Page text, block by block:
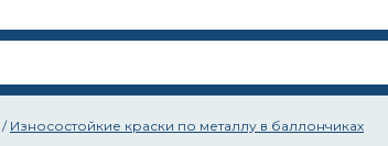
/ Износостойкие краски по металлу в баллончиках